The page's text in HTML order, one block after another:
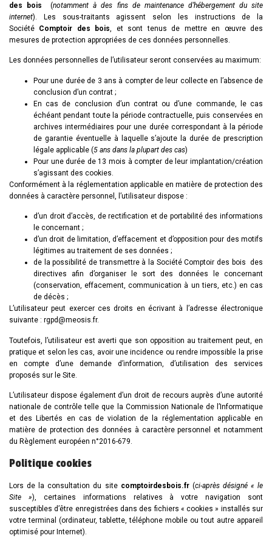
des bois
(notamment à des fins de maintenance d’hébergement du site
internet). Les sous-traitants agissent selon les instructions de la
Société Comptoir des bois, et sont tenus de mettre en œuvre des
mesures de protection appropriées de ces données personnelles.
Les données personnelles de l’utilisateur seront conservées au maximum:
Pour une durée de 3 ans à compter de leur collecte en l’absence de
conclusion d’un contrat ;
En cas de conclusion d’un contrat ou d’une commande, le cas
échéant pendant toute la période contractuelle, puis conservées en
archives intermédiaires pour une durée correspondant à la période
de garantie éventuelle à laquelle s’ajoute la durée de prescription
légale applicable (5 ans dans la plupart des cas)
Pour une durée de 13 mois à compter de leur implantation/création
s’agissant des cookies.
Conformément à la réglementation applicable en matière de protection des
données à caractère personnel, l’utilisateur dispose :
d’un droit d’accès, de rectification et de portabilité des informations
le concernant ;
d’un droit de limitation, d’effacement et d’opposition pour des motifs
légitimes au traitement de ses données ;
de la possibilité de transmettre à la SociétéComptoir des bois des
directives afin d’organiser le sort des données le concernant
(conservation, effacement, communication à un tiers, etc.) en cas
de décès ;
L’utilisateur peut exercer ces droits en écrivant à l’adresse électronique
suivante : rgpd@meosis.fr.
Toutefois, l’utilisateur est averti que son opposition au traitement peut, en
pratique et selon les cas, avoir une incidence ou rendre impossible la prise
en compte d’une demande d’information, d’utilisation des services
proposés sur le Site.
L’utilisateur dispose également d’un droit de recours auprès d’une autorité
nationale de contrôle telle que la Commission Nationale de l’Informatique
et des Libertés en cas de violation de la réglementation applicable en
matière de protection des données à caractère personnel et notamment
du Règlement européen n°2016-679.
Politique cookies
Lors de la consultation du site comptoirdesbois.fr(ci-après désigné « le
Site »), certaines informations relatives à votre navigation sont
susceptibles d’être enregistrées dans des fichiers « cookies » installés sur
votre terminal (ordinateur, tablette, téléphone mobile ou tout autre appareil
optimisé pour Internet).